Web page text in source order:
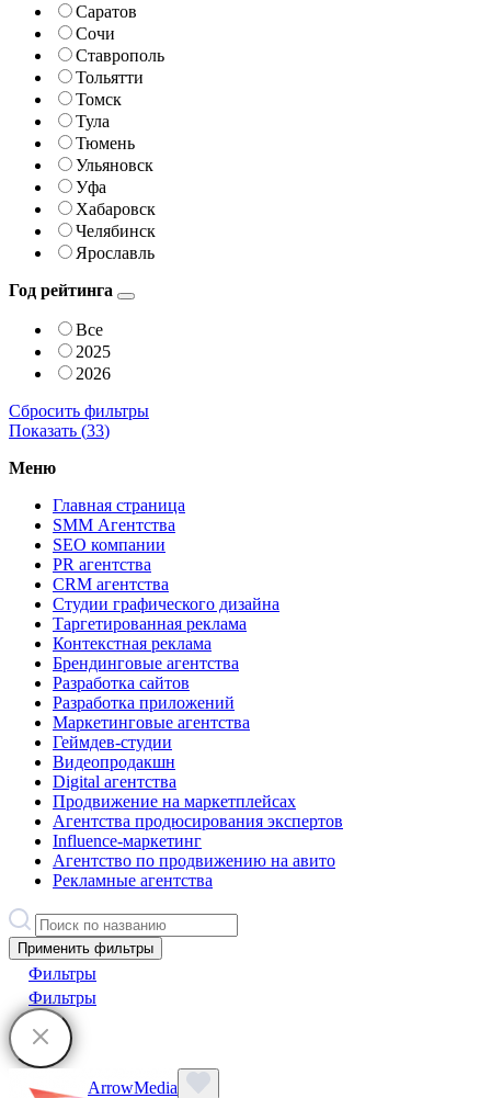
Саратов
Сочи
Ставрополь
Тольятти
Томск
Тула
Тюмень
Ульяновск
Уфа
Хабаровск
Челябинск
Ярославль
Год рейтинга
Все
2025
2026
Сбросить фильтры
Показать (33)
Меню
Главная страница
SMM Агентства
SEO компании
PR агентства
CRM агентства
Студии графического дизайна
Таргетированная реклама
Контекстная реклама
Брендинговые агентства
Разработка сайтов
Разработка приложений
Маркетинговые агентства
Геймдев-студии
Видеопродакшн
Digital агентства
Продвижение на маркетплейсах
Агентства продюсирования экспертов
Influence-маркетинг
Агентство по продвижению на авито
Рекламные агентства
Применить фильтры
Фильтры
Фильтры
ArrowMedia